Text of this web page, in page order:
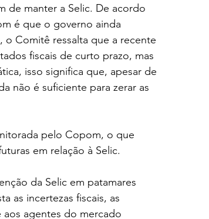
de manter a Selic. De acordo
é que o governo ainda
o Comitê ressalta que a recente
fiscais de curto prazo, mas
isso significa que, apesar de
não é suficiente para zerar as
pelo Copom, o que
em relação à Selic.
da Selic em patamares
as incertezas fiscais, as
agentes do mercado